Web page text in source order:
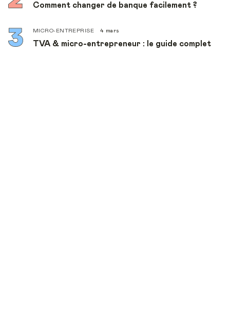
Comment changer de banque facilement ?
MICRO-ENTREPRISE 4 mars
TVA & micro-entrepreneur : le guide complet